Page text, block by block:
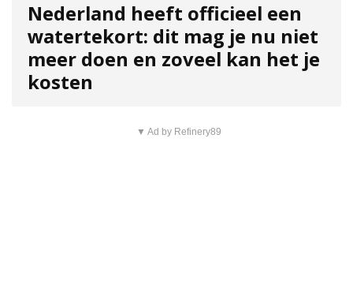
Nederland heeft officieel een
watertekort: dit mag je nu niet
meer doen en zoveel kan het je
kosten
▼ Ad by Refinery89